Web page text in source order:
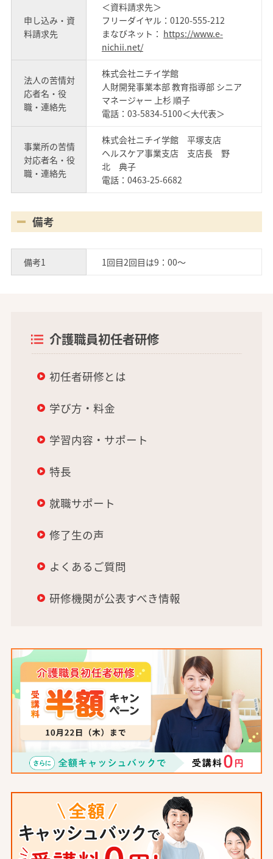
申し込み・資
料請求先
＜資料請求先＞
フリーダイヤル：0120-555-212
まなびネット： https://www.e-
nichii.net/
法人の苦情対
応者名・役
職・連絡先
株式会社ニチイ学館
人財開発事業本部 教育指導部 シニア
マネージャー 上杉 順子
電話：03-5834-5100＜大代表＞
事業所の苦情
対応者名・役
職・連絡先
株式会社ニチイ学館 平塚支店
ヘルスケア事業支店 支店長 野
北 典子
電話：0463-25-6682
備考
備考1 1回目2回目は9：00～
介護職員初任者研修
初任者研修とは
学び方・料金
学習内容・サポート
特長
就職サポート
修了生の声
よくあるご質問
研修機関が公表すべき情報